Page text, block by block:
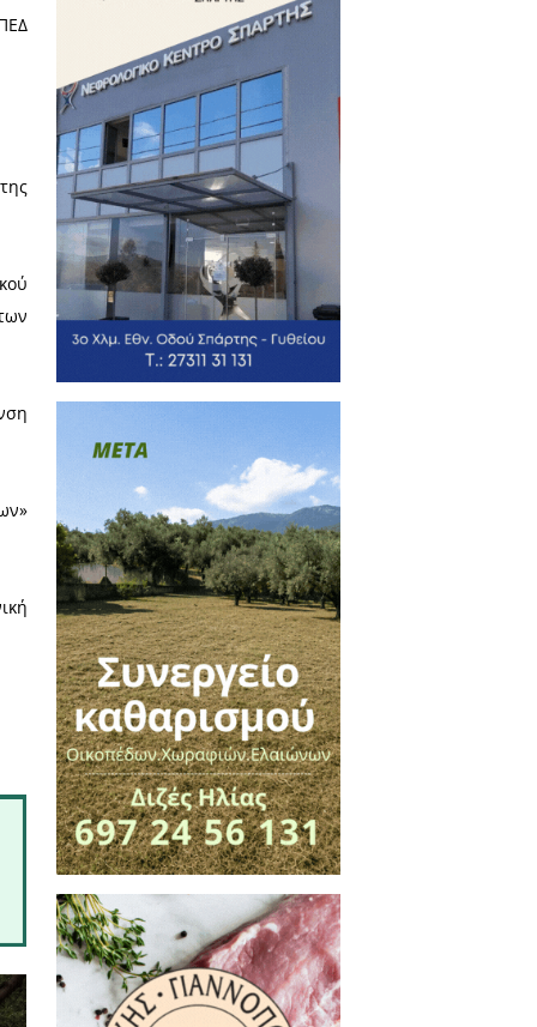
2ου Φεστιβάλ Λακωνικών
στον παραλιακό
Λακωνίας της Περιφέρειας
Ανώνυμης Εταιρείας
προς όφελος της τοπικής
επίσης από την ΠΕΔ
Πελοποννήσου.
με τη συμμετοχή της
του επετειακού
Πυλώνας Ανάπτυξης των
τομέα και η ενθάρρυνση